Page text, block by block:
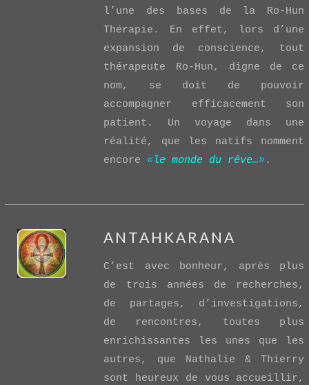
l’une des bases de la Ro-Hun
Thérapie. En effet, lors d’une
expansion de conscience, tout
thérapeute Ro-Hun, digne de ce
nom, se doit de pouvoir
accompagner efficacement son
patient. Un voyage dans une
réalité, que les natifs nomment
encore «le monde du rêve…» .
ANTAHKARANA
C’est avec bonheur, après plus
de trois années de recherches,
de partages, d’investigations,
de rencontres, toutes plus
enrichissantes les unes que les
autres, que Nathalie & Thierry
sont heureux de vous accueillir,